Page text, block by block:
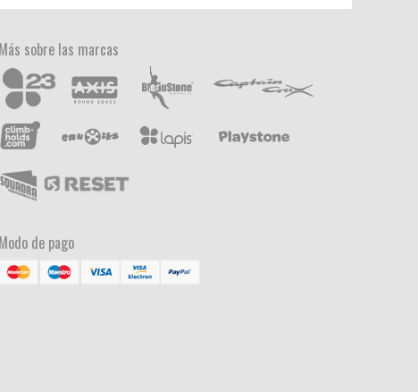
Más sobre las marcas
Modo de pago